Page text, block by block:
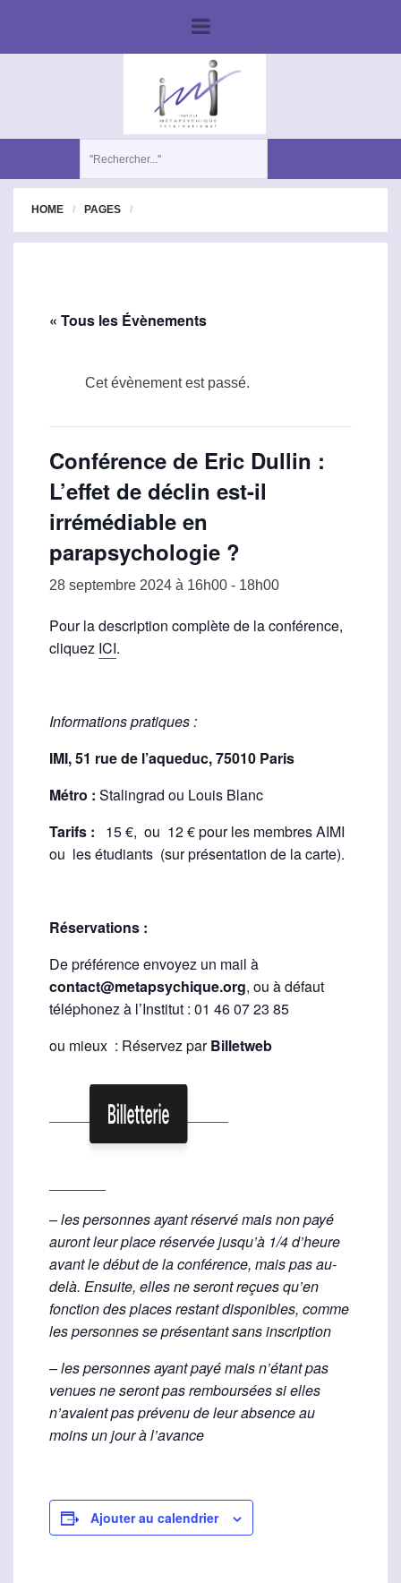
HOME PAGES
« Tous les Évènements
Cet évènement est passé.
Conférence de Eric Dullin :
L’effet de déclin est-il
irrémédiable en
parapsychologie ?
28 septembre 2024 à 16h00 - 18h00
Pour la description complète de la conférence,
cliquez ICI.
Informations pratiques :
IMI, 51 rue de l’aqueduc, 75010 Paris
Métro : Stalingrad ou Louis Blanc
Tarifs : 15 €, ou 12 € pour les membres AIMI
ou les étudiants (sur présentation de la carte).
Réservations :
De préférence envoyez un mail à
contact@metapsychique.org, ou à défaut
téléphonez à l’Institut : 01 46 07 23 85
ou mieux : Réservez parBilletweb
– les personnes ayant réservé mais non payé
auront leur place réservée jusqu’à 1/4 d’heure
avant le début de la conférence, mais pas au-
delà. Ensuite, elles ne seront reçues qu’en
fonction des places restant disponibles, comme
les personnes se présentant sans inscription
– les personnes ayant payé mais n’étant pas
venues ne seront pas remboursées si elles
n’avaient pas prévenu de leur absence au
moins un jour à l’avance
Ajouter au calendrier